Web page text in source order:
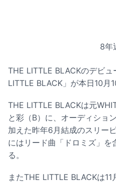
8年
THE LITTLE BLACKのデビ
LITTLE BLACK」が本日10月
THE LITTLE BLACKは元
と彩（B）に、オーディショ
加えた昨年6月結成のスリー
にはリード曲「ドロミズ」
る。
またTHE LITTLE BLACKは